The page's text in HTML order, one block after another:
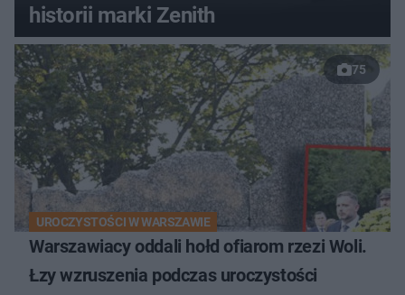
historii marki Zenith
75
UROCZYSTOŚCI W WARSZAWIE
Warszawiacy oddali hołd ofiarom rzezi Woli.
Łzy wzruszenia podczas uroczystości